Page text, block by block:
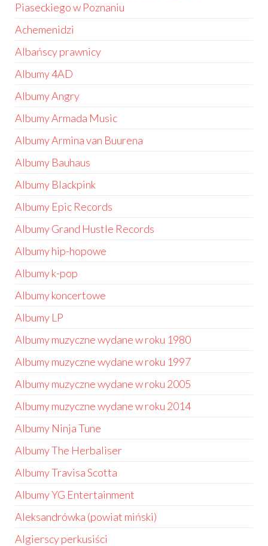
Piaseckiego w Poznaniu
Achemenidzi
Albańscy prawnicy
Albumy 4AD
Albumy Angry
Albumy Armada Music
Albumy Armina van Buurena
Albumy Bauhaus
Albumy Blackpink
Albumy Epic Records
Albumy Grand Hustle Records
Albumy hip-hopowe
Albumy k-pop
Albumy koncertowe
Albumy LP
Albumy muzyczne wydane w roku 1980
Albumy muzyczne wydane w roku 1997
Albumy muzyczne wydane w roku 2005
Albumy muzyczne wydane w roku 2014
Albumy Ninja Tune
Albumy The Herbaliser
Albumy Travisa Scotta
Albumy YG Entertainment
Aleksandrówka (powiat miński)
Algierscy perkusiści